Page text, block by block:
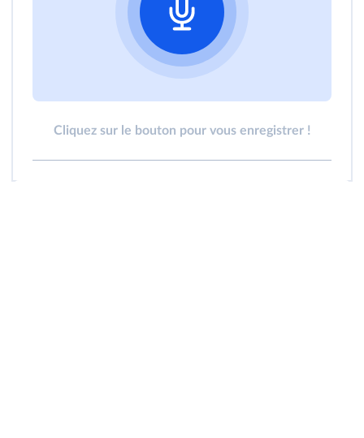
Cliquez sur le bouton pour vous enregistrer !